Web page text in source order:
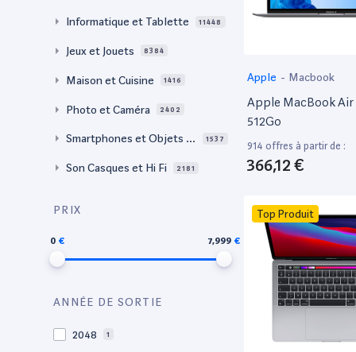
Informatique et Tablette 11448
Jeux et Jouets 8384
Maison et Cuisine 1416
Photo et Caméra 2402
Smartphones et Objets c
1537
Son Casques et Hi Fi 2181
PRIX
0 7,999
ANNÉE DE SORTIE
2048 1
Apple - Macbook
Apple MacBook Air
512Go
914 offres à partir de :
366,12 €
Top Produit